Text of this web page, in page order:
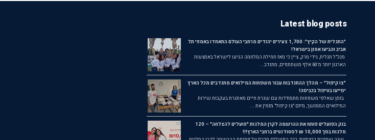
Latest blog posts
"התגלית של הקיץ": 1,700 צעירים יהודים מרחבי העולם התאחדו באמפי תל
אביב והביעו אמון בישראל!
מנכ"ל תגלית, גידי מרק, ציין כי מאז תחילת המלחמה הגיעו לישראל באמצעות
הארגון יותר מ־60 אלף משתתפים, מתנדב...
"צו קיפול" – מהלך ההתנדבות עבור משפחות המילואים מתנדבים מכל הארץ
יסייעו בטיפול בכביסה!
בזמן שאלפי משפחות מתמודדות עם שגרת חיים מאתגרת בעקבות שירות
המילואים הממושך, מיזם "צו קיפול" מזמין את ...
בנק הפועלים פותח את ההרשמה לקרן המלגות "פועלים להצלחה" – 120
מלגות בסך 10,000 ₪ לסטודנטים ברחבי הארץ!!!